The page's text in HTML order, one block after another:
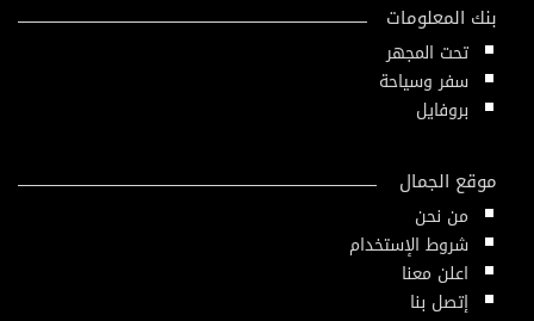
بنك المعلومات
تحت المجهر
سفر وسياحة
بروفايل
موقع الجمال
من نحن
شروط الإستخدام
اعلن معنا
إتصل بنا